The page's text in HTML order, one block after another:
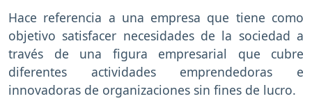
Hace referencia a una empresa que tiene como
objetivo satisfacer necesidades de la sociedad a
través de una figura empresarial que cubre
diferentes actividades emprendedoras e
innovadoras de organizaciones sin fines de lucro.